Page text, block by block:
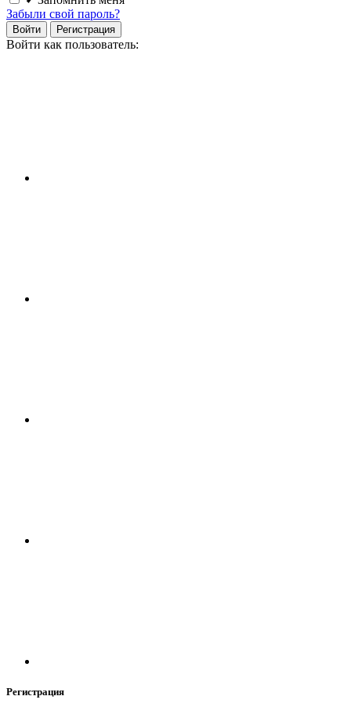
Забыли свой пароль?
Войти Регистрация
Войти как пользователь:
Регистрация